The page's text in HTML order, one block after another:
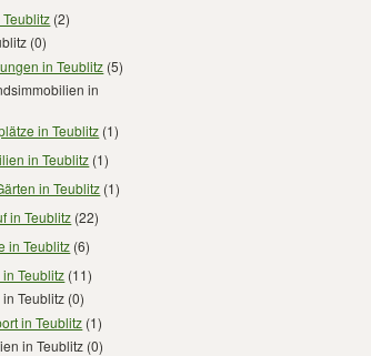
Teublitz (2)
(0)
in Teublitz (5)
in
in Teublitz (1)
in Teublitz (1)
in Teublitz (1)
in Teublitz (22)
in Teublitz (6)
Teublitz (11)
Teublitz (0)
in Teublitz (1)
in Teublitz (0)